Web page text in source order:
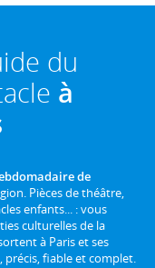
du
à
de
Pièces de théâtre,
enfants... : vous
culturelles de la
à Paris et ses
précis, fiable et complet.